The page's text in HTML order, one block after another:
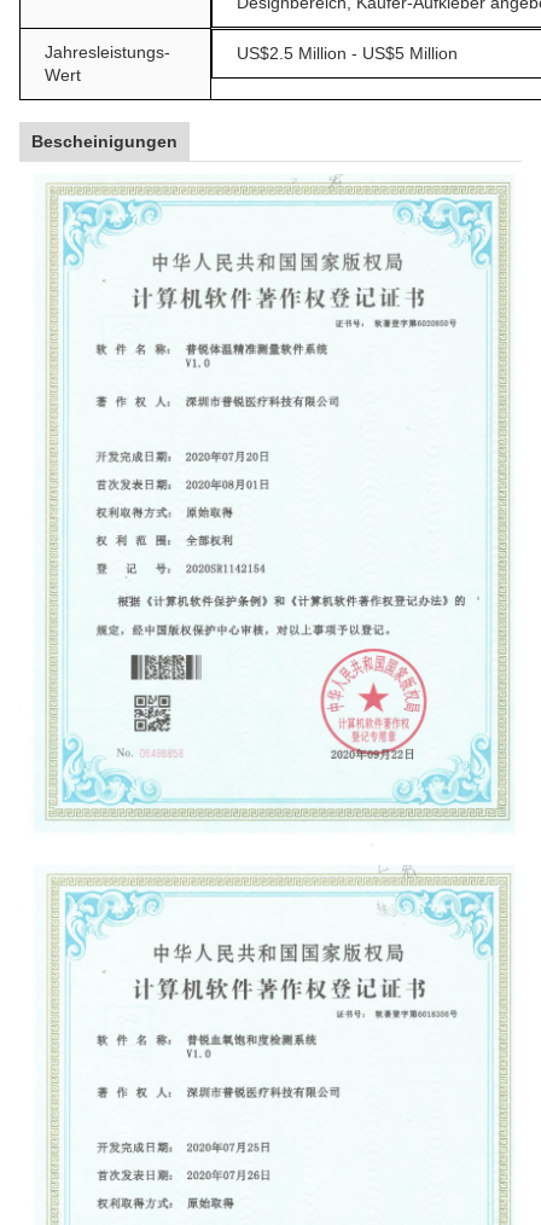
Jahresleistungs-
Wert
US$2.5 Million - US$5 Million
Bescheinigungen